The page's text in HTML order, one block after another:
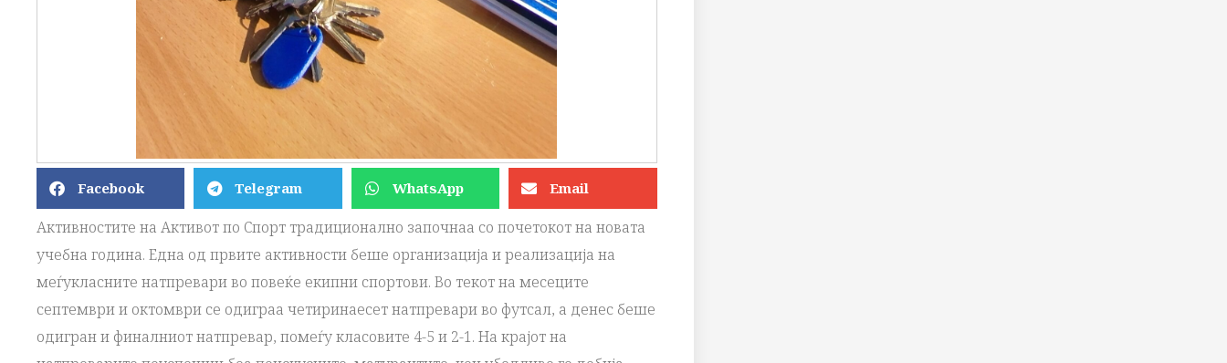
Facebook Telegram WhatsApp Email
Активностите на Активот по Спорт традиционално започнаа со почетокот на новата
учебна година. Една од првите активности беше организација и реализација на
меѓукласните натпревари во повеќе екипни спортови. Во текот на месеците
септември и октомври се одиграа четиринаесет натпревари во футсал, а денес беше
одигран и финалниот натпревар, помеѓу класовите 4-5 и 2-1. На крајот на